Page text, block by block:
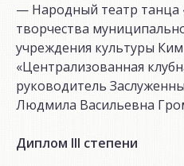
— Народный театр танца
творчества
учреждения культуры
«Централизованная
руководитель
Людмила Васильевна
Диплом III степени